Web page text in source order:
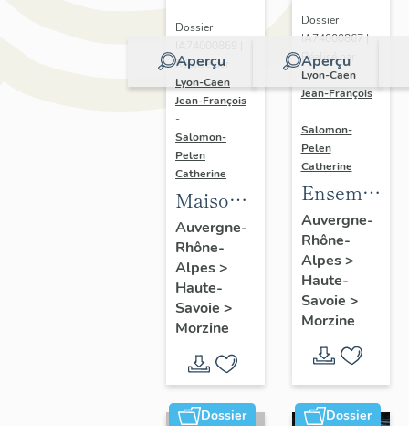
Aperçu
Dossier
Réalisé par
Lyon-Caen
Jean-François
-
Salomon-
Pelen
Catherine
Maisons
dites
chalets
Auvergne-
Rhône-
Alpes>
Haute-
Savoie >
Morzine
Aperçu
Dossier
IA74000867 |
Réalisé par
Lyon-Caen
Jean-François
-
Salomon-
Pelen
Catherine
Ensemble
du génie
civil ;
galerie
marchande ;
salle de
spectacle
Auvergne-
Rhône-
Alpes>
Haute-
Savoie >
Morzine
Dossier Dossier